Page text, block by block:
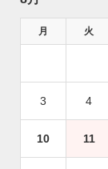
月 火
3 4
10 11